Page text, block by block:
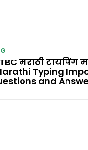
मराठी टायपिंग
Typing
and